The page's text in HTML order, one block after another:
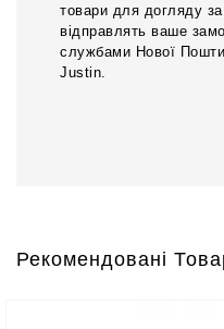
товари для догляду
відправлять ваше
службами Нової
Justin.
Рекомендовані